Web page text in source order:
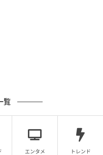
よぎりましたが、母
っぱら人権活動に専
ては、ドレスを増やす
覧
エンタメ トレンド